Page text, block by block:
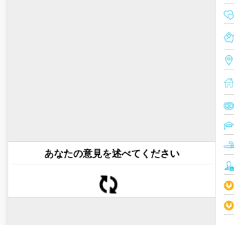
あなたの意見を述べてください